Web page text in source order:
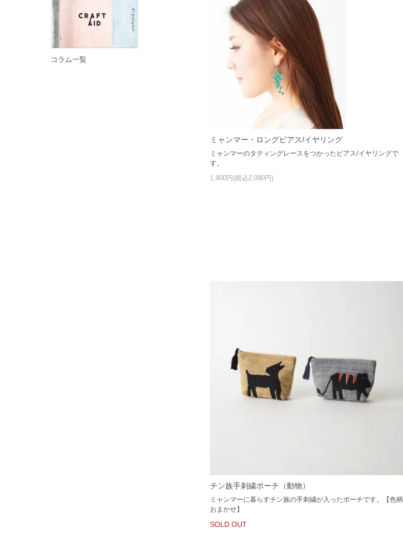
ミャンマー・ロングピアス/イヤリング
ミャンマーのタティングレースをつかったピアス/イヤリングで
す。
1,900円(税込2,090円)
チン族手刺繍ポーチ（動物）
ミャンマーに暮らすチン族の手刺繍が入ったポーチです。【色柄
おまかせ】
SOLD OUT
コラム一覧